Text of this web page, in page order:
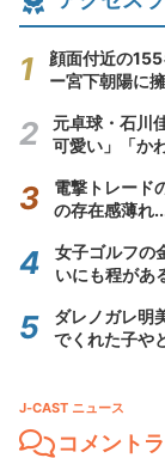
顔面付近の
ー宮下朝陽に
元卓球・石川
可愛い」「か
電撃トレード
の存在感薄れ
女子ゴルフの
いにも程があ
ダレノガレ明
でくれた子や
J-CAST ニュース
コメント